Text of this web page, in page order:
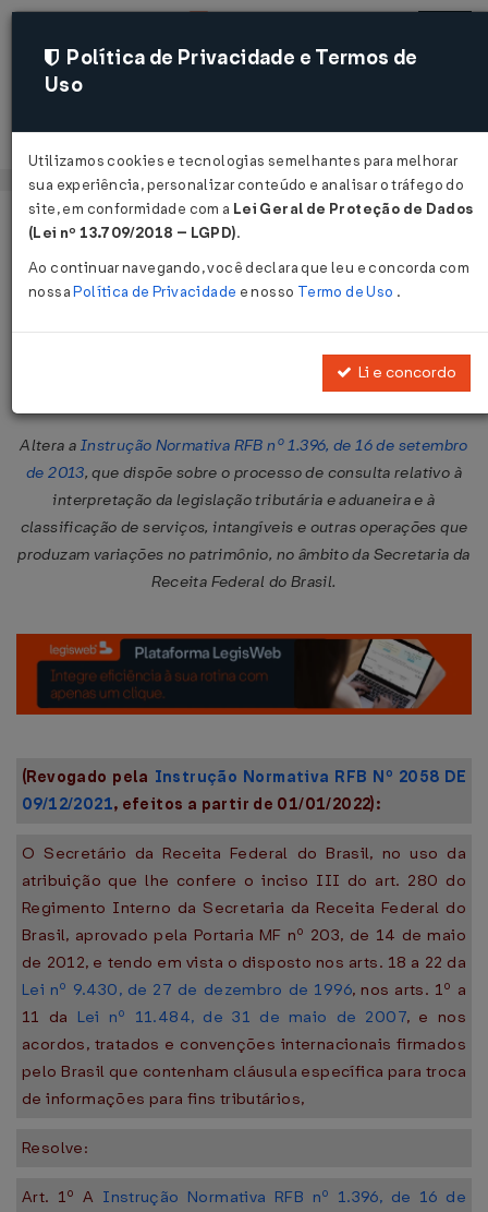
Acessar
Página Inicial Legislações
Instrução Normativa RFB Nº 1689
Altera a Instrução Normativa RFB nº 1.396, de 16 de setembro
de 2013, que dispõe sobre o processo de consulta relativo à
interpretação da legislação tributária e aduaneira e à
classificação de serviços, intangíveis e outras operações que
produzam variações no patrimônio, no âmbito da Secretaria da
Receita Federal do Brasil.
(Revogado pela Instrução Normativa RFB Nº 2058 DE
09/12/2021, efeitos a partir de 01/01/2022):
O Secretário da Receita Federal do Brasil, no uso da
atribuição que lhe confere o inciso III do art. 280 do
Regimento Interno da Secretaria da Receita Federal do
Brasil, aprovado pela Portaria MF nº 203, de 14 de maio
de 2012, e tendo em vista o disposto nos arts. 18 a 22 da
Lei nº 9.430, de 27 de dezembro de 1996, nos arts. 1º a
11 da Lei nº 11.484, de 31 de maio de 2007, e nos
acordos, tratados e convenções internacionais firmados
pelo Brasil que contenham cláusula específica para troca
de informações para fins tributários,
Resolve:
Art. 1º A Instrução Normativa RFB nº 1.396, de 16 de
Política de Privacidade e Termos de
Uso
Utilizamos cookies e tecnologias semelhantes para melhorar
sua experiência, personalizar conteúdo e analisar o tráfego do
site, em conformidade com a Lei Geral de Proteção de Dados
(Lei nº 13.709/2018 – LGPD).
Ao continuar navegando, você declara que leu e concorda com
nossaPolítica de Privacidade e nosso Termo de Uso .
Li e concordo